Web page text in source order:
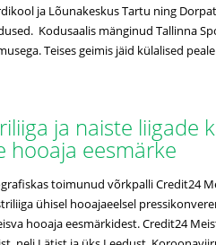
ja Lõunakeskus Tartu ning
Kodusaalis mänginud Tallinna
Teises geimis jäid külalised
ja naiste liigade
hooaja eesmärke
toimunud võrkpalli Credit24
ühisel hooajaeelsel
hooaja eesmärkidest. Credit24